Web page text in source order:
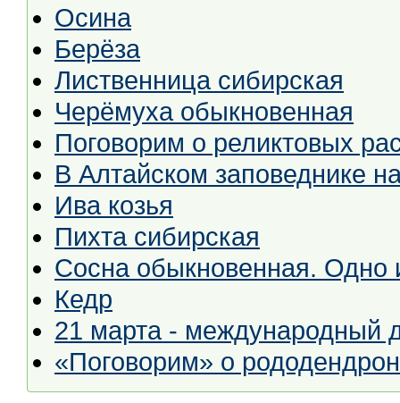
Осина
Берёза
Лиственница сибирская
Черёмуха обыкновенная
Поговорим о реликтовых
В Алтайском заповеднике
Ива козья
Пихта сибирская
Сосна обыкновенная. Одно
Кедр
21 марта - международный
«Поговорим» о